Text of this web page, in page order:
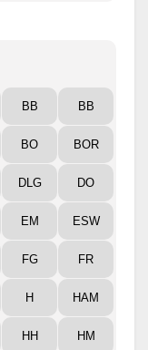
BB BB
BO BOR
DLG DO
EM ESW
FG FR
H HAM
HH HM